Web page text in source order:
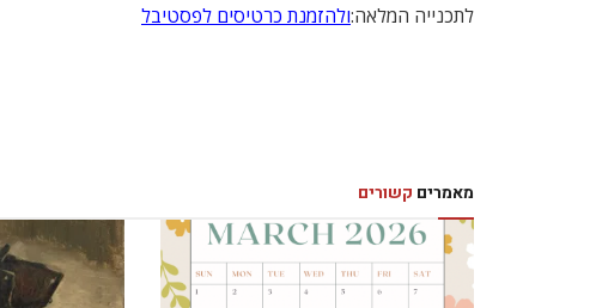
לתכנייה המלאה:ולהזמנת כרטיסים לפסטיבל
מאמרים קשורים